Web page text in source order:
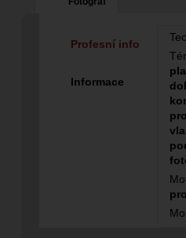
Profesní info
Informace